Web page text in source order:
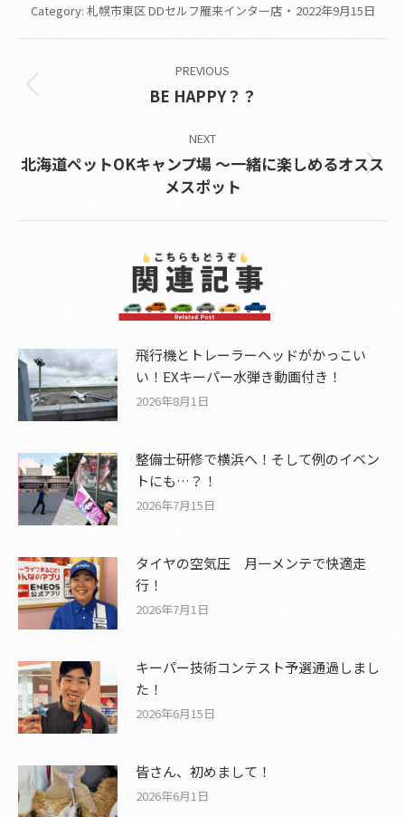
Category: 札幌市東区 DDセルフ雁来インター店 2022年9月15日
navigation
PREVIOUS
Previous
BE HAPPY？？
NEXT
Next
post:
北海道ペットOKキャンプ場 ～一緒に楽しめるオスス
メスポット
飛行機とトレーラーヘッドがかっこい
い！EXキーパー水弾き動画付き！
2026年8月1日
整備士研修で横浜へ！そして例のイベン
トにも…？！
2026年7月15日
タイヤの空気圧 月一メンテで快適走
行！
2026年7月1日
キーパー技術コンテスト予選通過しまし
た！
2026年6月15日
皆さん、初めまして！
2026年6月1日